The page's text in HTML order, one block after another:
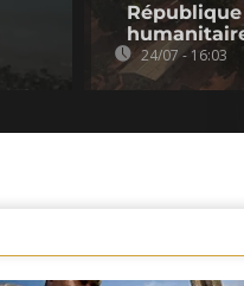
République
24/07 - 16:03